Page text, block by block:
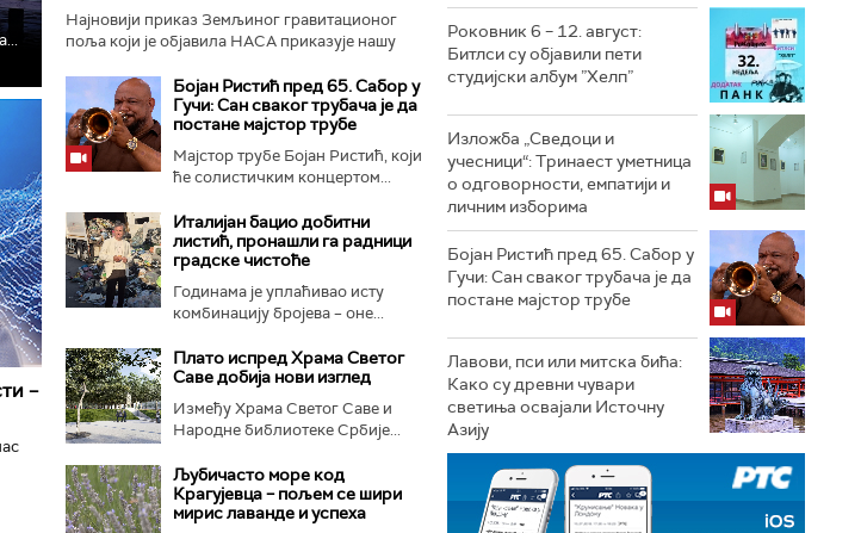
–
Најновији приказ Земљиног гравитационог
поља који је објавила НАСА приказује нашу
Бојан Ристић пред 65. Сабор у
Гучи: Сан сваког трубача је да
постане мајстор трубе
Мајстор трубе Бојан Ристић, који
ће солистичким концертом...
Италијан бацио добитни
листић, пронашли га радници
градске чистоће
Годинама је уплаћивао исту
комбинацију бројева – оне...
Плато испред Храма Светог
Саве добија нови изглед
Између Храма Светог Саве и
Народне библиотеке Србије...
Љубичасто море код
Крагујевца – пољем се шири
мирис лаванде и успеха
Роковник 6 – 12. август:
Битлси су објавили пети
студијски албум ”Хелп”
Изложба „Сведоци и
учесници“: Тринаест уметница
о одговорности, емпатији и
личним изборима
Бојан Ристић пред 65. Сабор у
Гучи: Сан сваког трубача је да
постане мајстор трубе
Лавови, пси или митска бића:
Како су древни чувари
светиња освајали Источну
Азију